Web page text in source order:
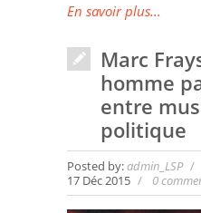
En savoir plus...
Marc
homme
entre
politique
Posted by:admin_LSP
17 Déc 2015
0